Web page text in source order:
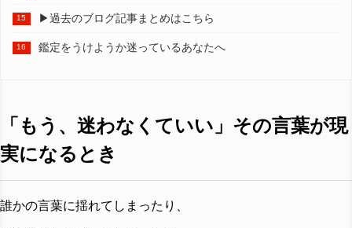
▶︎過去のブログ記事まとめはこちら
鑑定をうけようか迷っているあなたへ
「もう、迷わなくていい」その言葉が現
実になるとき
誰かの言葉に揺れてしまったり、